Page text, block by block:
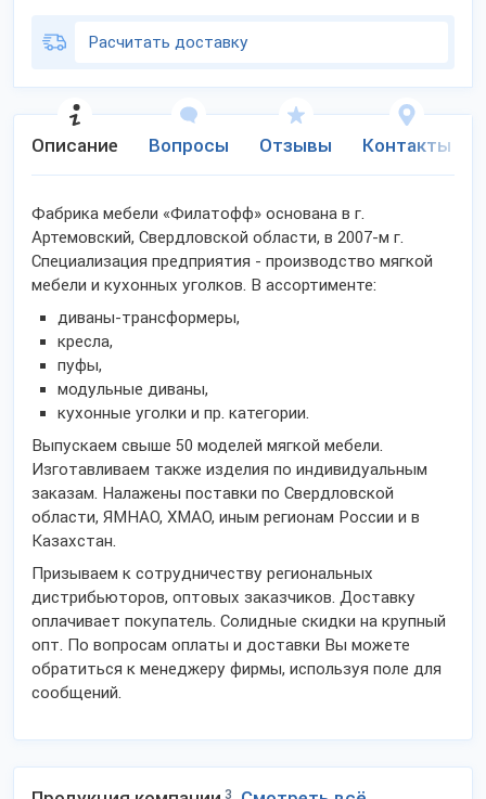
Расчитать доставку
Описание Вопросы Отзывы Контакты
Фабрика мебели «Филатофф» основана в г.
Артемовский, Свердловской области, в 2007-м г.
Специализация предприятия - производство мягкой
мебели и кухонных уголков. В ассортименте:
диваны-трансформеры,
кресла,
пуфы,
модульные диваны,
кухонные уголки и пр. категории.
Выпускаем свыше 50 моделей мягкой мебели.
Изготавливаем также изделия по индивидуальным
заказам. Налажены поставки по Свердловской
области, ЯМНАО, ХМАО, иным регионам России и в
Казахстан.
Призываем к сотрудничеству региональных
дистрибьюторов, оптовых заказчиков. Доставку
оплачивает покупатель. Солидные скидки на крупный
опт. По вопросам оплаты и доставки Вы можете
обратиться к менеджеру фирмы, используя поле для
сообщений.
3